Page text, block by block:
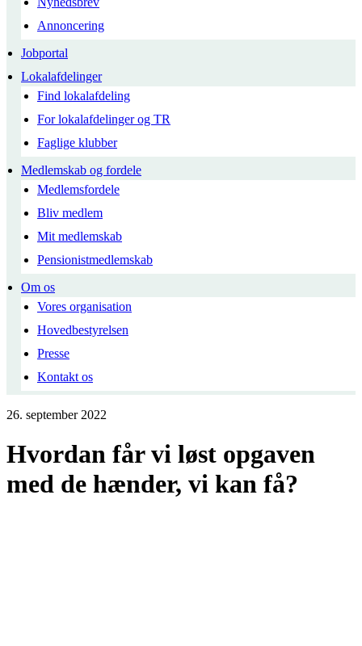
Annoncering
Jobportal
Lokalafdelinger
Find lokalafdeling
For lokalafdelinger og TR
Faglige klubber
Medlemskab og fordele
Medlemsfordele
Bliv medlem
Mit medlemskab
Pensionistmedlemskab
Om os
Vores organisation
Hovedbestyrelsen
Presse
Kontakt os
26. september 2022
Hvordan får vi løst opgaven
med de hænder, vi kan få?